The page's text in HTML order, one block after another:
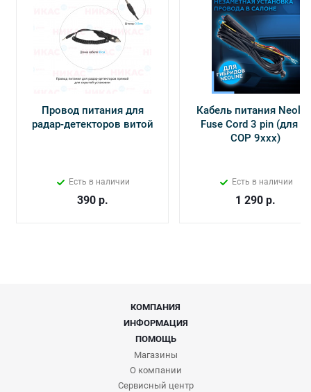
Провод питания для
радар-детекторов витой
Есть в наличии
390р.
Кабель питания
Fuse Cord 3 pin (для Х-
СОР 9ххх)
Есть в наличии
1 290 р.
КОМПАНИЯ
ИНФОРМАЦИЯ
ПОМОЩЬ
Магазины
О компании
Сервисный центр